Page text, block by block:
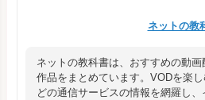
ネットの教
ネットの教科書は、おすすめの動
作品をまとめています。VODを楽
どの通信サービスの情報を網羅し